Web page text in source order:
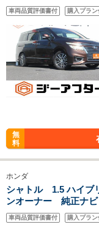
ミラー クルーズコ
ュスタート
車両品質評価書付 購入プラン
無
料
ホンダ
シャトル 1.5 ハイブ
ンオーナー 純正ナ
ング シートヒータ
ETC Bluetooth接続
車両品質評価書付 購入プラン